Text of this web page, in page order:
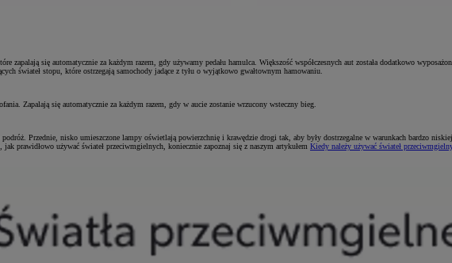
zapalają się automatycznie za każdym razem, gdy używamy pedału hamulca. Większość współczesnych aut została dodatkowo
świateł stopu, które ostrzegają samochody jadące z tyłu o wyjątkowo gwałtownym hamowaniu.
Zapalają się automatycznie za każdym razem, gdy w aucie zostanie wrzucony wsteczny bieg.
Przednie, nisko umieszczone lampy oświetlają powierzchnię i krawędzie drogi tak, aby były dostrzegalne w warunkach bardzo
prawidłowo używać świateł przeciwmgielnych, koniecznie zapoznaj się z naszym artykułem Kiedy należy używać świateł